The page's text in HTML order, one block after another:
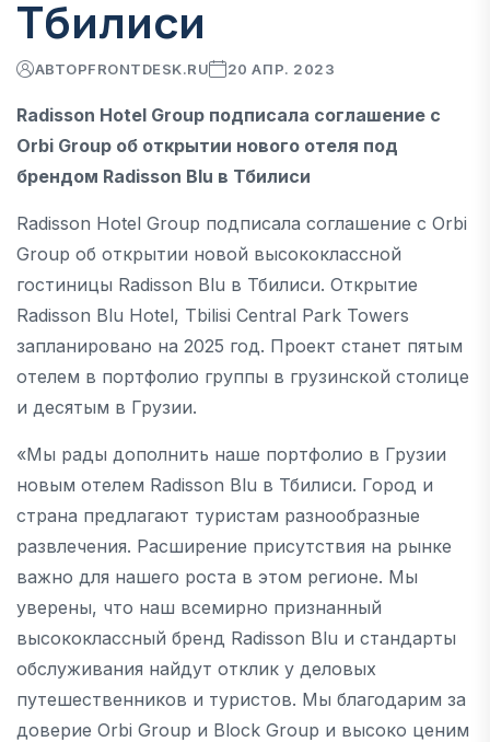
Тбилиси
АВТОРFRONTDESK.RU 20 АПР. 2023
Radisson Hotel Group подписала соглашение с
Orbi Group об открытии нового отеля под
брендом Radisson Blu в Тбилиси
Radisson Hotel Group подписала соглашение с Orbi
Group об открытии новой высококлассной
гостиницы Radisson Blu в Тбилиси. Открытие
Radisson Blu Hotel, Tbilisi Central Park Towers
запланировано на 2025 год. Проект станет пятым
отелем в портфолио группы в грузинской столице
и десятым в Грузии.
«Мы рады дополнить наше портфолио в Грузии
новым отелем Radisson Blu в Тбилиси. Город и
страна предлагают туристам разнообразные
развлечения. Расширение присутствия на рынке
важно для нашего роста в этом регионе. Мы
уверены, что наш всемирно признанный
высококлассный бренд Radisson Blu и стандарты
обслуживания найдут отклик у деловых
путешественников и туристов. Мы благодарим за
доверие Orbi Group и Block Group и высоко ценим